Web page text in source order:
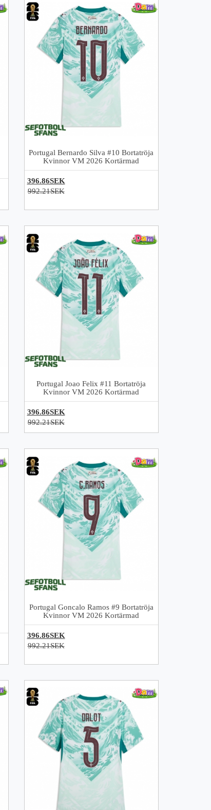
Portugal Bernardo Silva #10 Bortatröja
Kvinnor VM 2026 Kortärmad
396.86SEK
992.21SEK
Portugal Joao Felix #11 Bortatröja
Kvinnor VM 2026 Kortärmad
396.86SEK
992.21SEK
Portugal Goncalo Ramos #9 Bortatröja
Kvinnor VM 2026 Kortärmad
396.86SEK
992.21SEK